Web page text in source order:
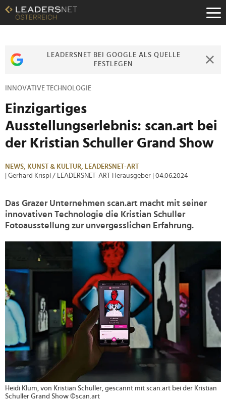
Zum
Inhalt
Zur
Zur
LEADERSNET BEI GOOGLE ALS QUELLE
FESTLEGEN
INNOVATIVE TECHNOLOGIE
Einzigartiges
Ausstellungserlebnis: scan.art bei
der Kristian Schuller Grand Show
NEWS, KUNST & KULTUR, LEADERSNET-ART
| Gerhard Krispl / LEADERSNET-ART Herausgeber
| 04.06.2024
Das Grazer Unternehmen scan.art macht mit seiner
innovativen Technologie die Kristian Schuller
Fotoausstellung zur unvergesslichen Erfahrung.
Heidi Klum, von Kristian Schuller, gescannt mit scan.art bei der Kristian
Schuller Grand Show ©scan.art